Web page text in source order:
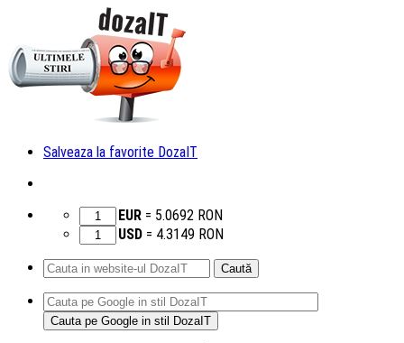
Salveaza la favorite DozaIT
EUR = 5.0692 RON
USD = 4.3149 RON
Caută
după: